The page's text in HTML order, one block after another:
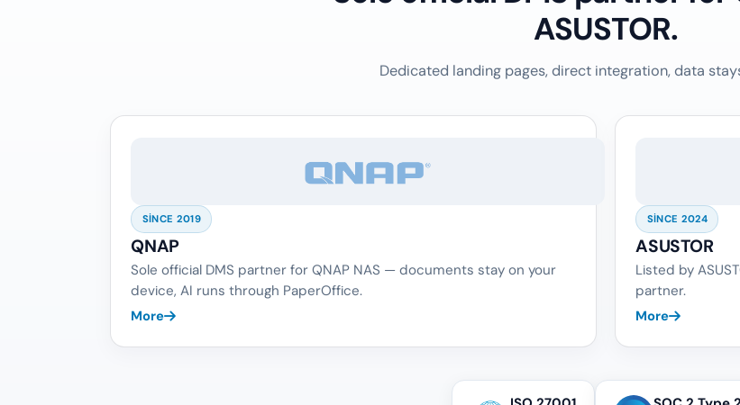
ASUSTOR.
Dedicated landing pages, direct integration, data
SINCE 2019
QNAP
Sole official DMS partner for QNAP NAS — documents stay on your
device, AI runs through PaperOffice.
More
SINCE 2024
ASUSTOR
Listed by
partner.
More